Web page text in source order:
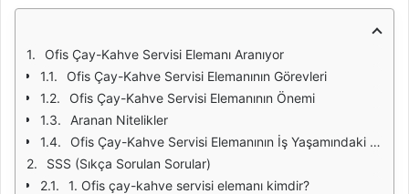
Ofis Çay-Kahve Servisi Elemanı Aranıyor
Ofis Çay-Kahve Servisi Elemanının Görevleri
Ofis Çay-Kahve Servisi Elemanının Önemi
Aranan Nitelikler
Ofis Çay-Kahve Servisi Elemanının İş Yaşamındaki Yeri
SSS (Sıkça Sorulan Sorular)
1. Ofis çay-kahve servisi elemanı kimdir?